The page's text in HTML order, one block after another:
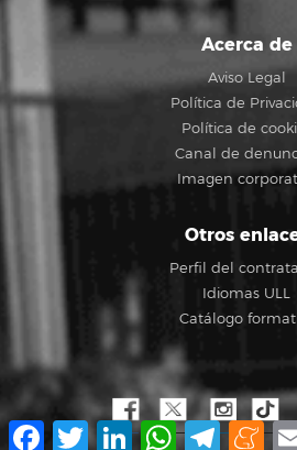
Acerca de
Aviso Legal
Política de
Política de
Canal de
Imagen
Otros
Perfil del
Idiomas ULL
Catálogo
Facebook
TwitterLinkedInWhatsApp